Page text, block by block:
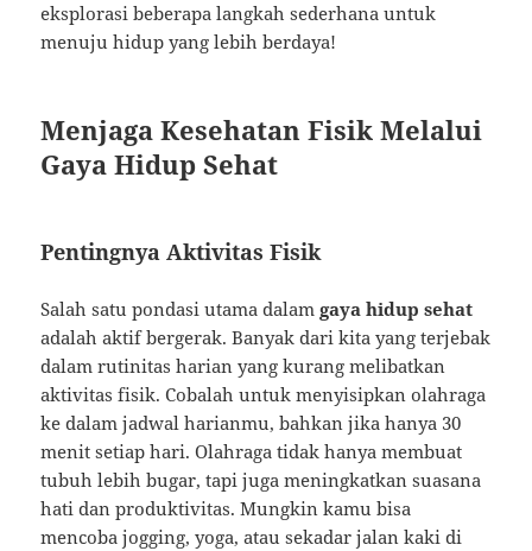
eksplorasi beberapa langkah sederhana untuk
menuju hidup yang lebih berdaya!
Menjaga Kesehatan Fisik Melalui
Gaya Hidup Sehat
Pentingnya Aktivitas Fisik
Salah satu pondasi utama dalamgaya hidup sehat
adalah aktif bergerak. Banyak dari kita yang terjebak
dalam rutinitas harian yang kurang melibatkan
aktivitas fisik. Cobalah untuk menyisipkan olahraga
ke dalam jadwal harianmu, bahkan jika hanya 30
menit setiap hari. Olahraga tidak hanya membuat
tubuh lebih bugar, tapi juga meningkatkan suasana
hati dan produktivitas. Mungkin kamu bisa
mencoba jogging, yoga, atau sekadar jalan kaki di